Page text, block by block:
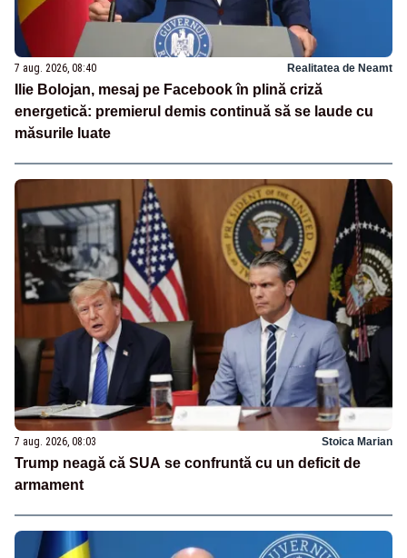
7 aug. 2026, 08:40 Realitatea de Neamt
Ilie Bolojan, mesaj pe Facebook în plină criză
energetică: premierul demis continuă să se laude cu
măsurile luate
7 aug. 2026, 08:03 Stoica Marian
Trump neagă că SUA se confruntă cu un deficit de
armament